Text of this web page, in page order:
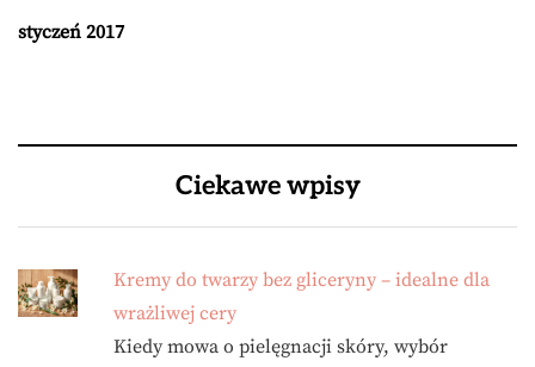
styczeń 2017
Ciekawe wpisy
Kremy do twarzy bez gliceryny – idealne dla
wrażliwej cery
Kiedy mowa o pielęgnacji skóry, wybór